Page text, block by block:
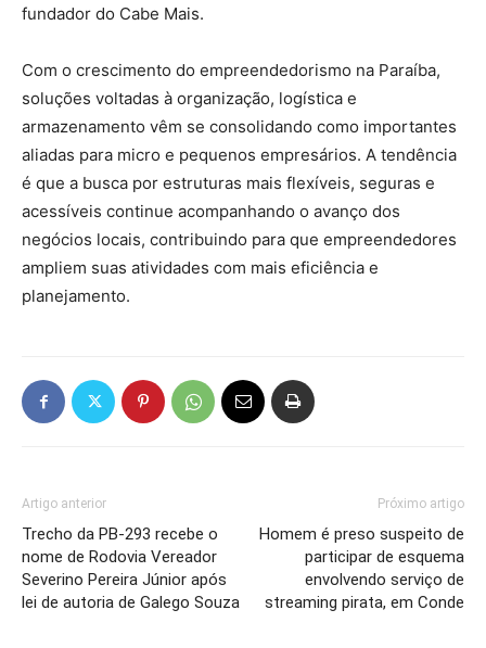
fundador do Cabe Mais.
Com o crescimento do empreendedorismo na Paraíba,
soluções voltadas à organização, logística e
armazenamento vêm se consolidando como importantes
aliadas para micro e pequenos empresários. A tendência
é que a busca por estruturas mais flexíveis, seguras e
acessíveis continue acompanhando o avanço dos
negócios locais, contribuindo para que empreendedores
ampliem suas atividades com mais eficiência e
planejamento.
Artigo anterior
Trecho da PB-293 recebe o
nome de Rodovia Vereador
Severino Pereira Júnior após
lei de autoria de Galego Souza
Próximo artigo
Homem é preso suspeito de
participar de esquema
envolvendo serviço de
streaming pirata, em Conde